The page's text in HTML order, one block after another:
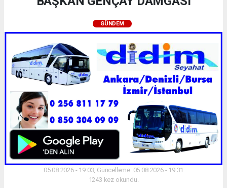
GÜNDEM
05.08.2026 - 19:03, Güncelleme: 05.08.2026 - 19:31
1243 kez okundu.